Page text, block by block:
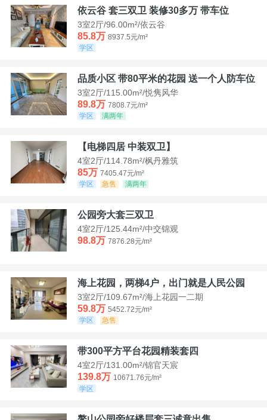
依云谷 套三双卫 装修30多万 带车位
3室2厅/96.00m²/依云谷
85.8万 8937.5元/m²
学区
品质小区 带80平米的花园 送一个人防车位
3室2厅/115.00m²/悦隽风华
89.8万 7808.7元/m²
学区
满两年
【电梯四居 中装双卫】
4室2厅/114.78m²/枫丹雅筑
85万 7405.47元/m²
学区
急售 满两年
公园旁大套三双卫
4室2厅/125.44m²/中交锦观
98.8万 7876.28元/m²
海上花园，两梯4户，出门就是人民公园
3室2厅/109.67m²/海上花园一二期
59.8万 5452.72元/m²
学区
急售
带300平方平台花园精装套四
4室2厅/131.00m²/锦官天宸
139.8万 10671.76元/m²
学区